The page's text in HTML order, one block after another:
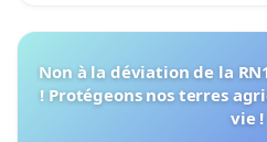
Non à la déviation de la
! Protégeons nos terres
vie !